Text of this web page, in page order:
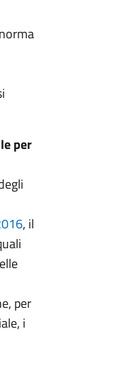
per
, il
per
i